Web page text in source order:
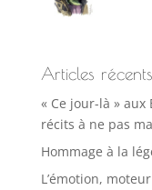
Articles récents
« Ce jour-là »
récits à ne pas
Hommage à la
L’émotion,